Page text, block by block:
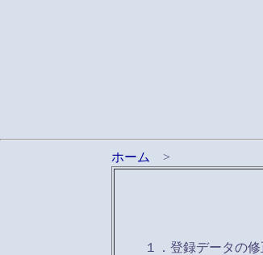
ホーム >
１．登録データの修